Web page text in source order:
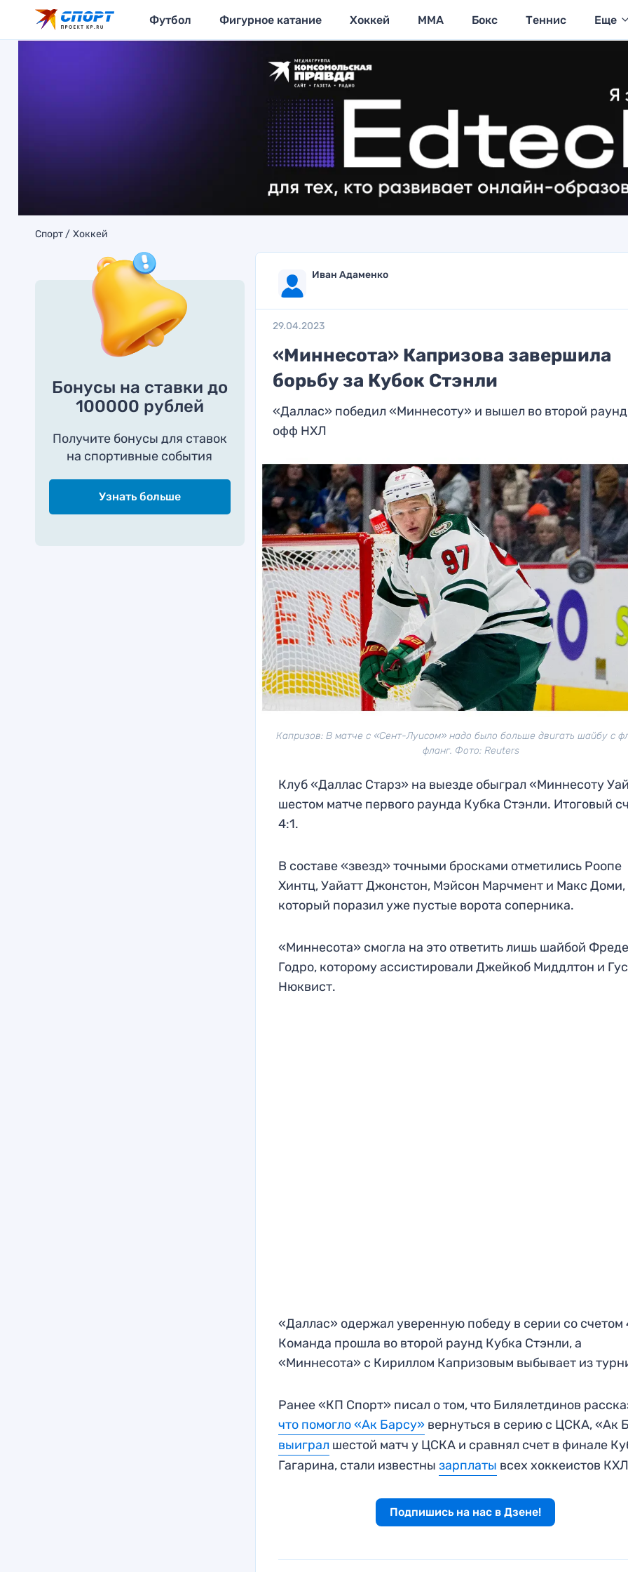
Футбол Фигурное катание Хоккей MMA Бокс Теннис Еще
Спорт Хоккей
Бонусы на ставки до
100000 рублей
Получите бонусы для ставок
на спортивные события
Узнать больше
Иван Адаменко
29.04.2023
«Миннесота» Капризова завершила
борьбу за Кубок Стэнли
«Даллас» победил «Миннесоту» и вышел во второй
офф НХЛ
Капризов: В матче с «Сент-Луисом» надо было больше двигать шайбу с
фланг. Фото: Reuters
Клуб «Даллас Старз» на выезде обыграл «Миннесоту
шестом матче первого раунда Кубка Стэнли. Итоговый
4:1.
В составе «звезд» точными бросками отметились Роопе
Хинтц, Уайатт Джонстон, Мэйсон Марчмент и Макс Доми,
который поразил уже пустые ворота соперника.
«Миннесота» смогла на это ответить лишь шайбой
Годро, которому ассистировали Джейкоб Миддлтон и
Нюквист.
«Даллас» одержал уверенную победу в серии со счетом
Команда прошла во второй раунд Кубка Стэнли, а
«Миннесота» с Кириллом Капризовым выбывает из
Ранее «КП Спорт» писал о том, что Билялетдинов
что помогло «Ак Барсу» вернуться в серию с ЦСКА, «Ак
выиграл шестой матч у ЦСКА и сравнял счет в финале
Гагарина, стали известнызарплаты всех хоккеистов
Подпишись на нас в Дзене!